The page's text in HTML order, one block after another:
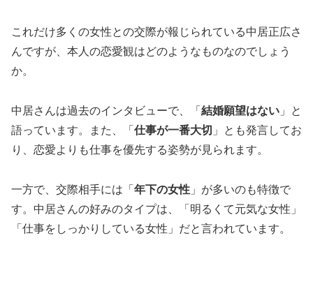
これだけ多くの女性との交際が報じられている中居正広さ
んですが、本人の恋愛観はどのようなものなのでしょう
か。
中居さんは過去のインタビューで、「 結婚願望はない 」と
語っています。また、「 仕事が一番大切 」とも発言してお
り、恋愛よりも仕事を優先する姿勢が見られます。
一方で、交際相手には「 年下の女性 」が多いのも特徴で
す。中居さんの好みのタイプは、「明るくて元気な女性」
「仕事をしっかりしている女性」だと言われています。